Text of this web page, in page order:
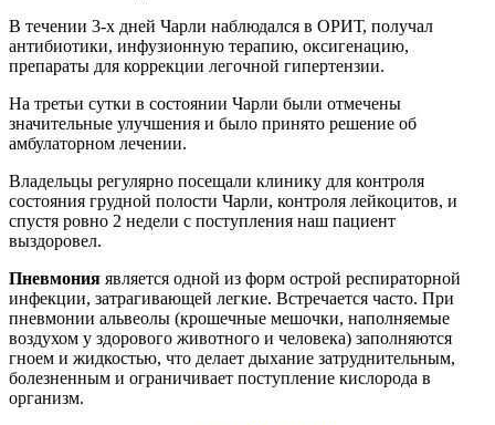
В течении 3-х дней Чарли наблюдался в ОРИТ, получал
антибиотики, инфузионную терапию, оксигенацию,
препараты для коррекции легочной гипертензии.
На третьи сутки в состоянии Чарли были отмечены
значительные улучшения и было принято решение об
амбулаторном лечении.
Владельцы регулярно посещали клинику для контроля
состояния грудной полости Чарли, контроля лейкоцитов, и
спустя ровно 2 недели с поступления наш пациент
выздоровел.
Пневмония является одной из форм острой респираторной
инфекции, затрагивающей легкие. Встречается часто. При
пневмонии альвеолы (крошечные мешочки, наполняемые
воздухом у здорового животного и человека) заполняются
гноем и жидкостью, что делает дыхание затруднительным,
болезненным и ограничивает поступление кислорода в
организм.